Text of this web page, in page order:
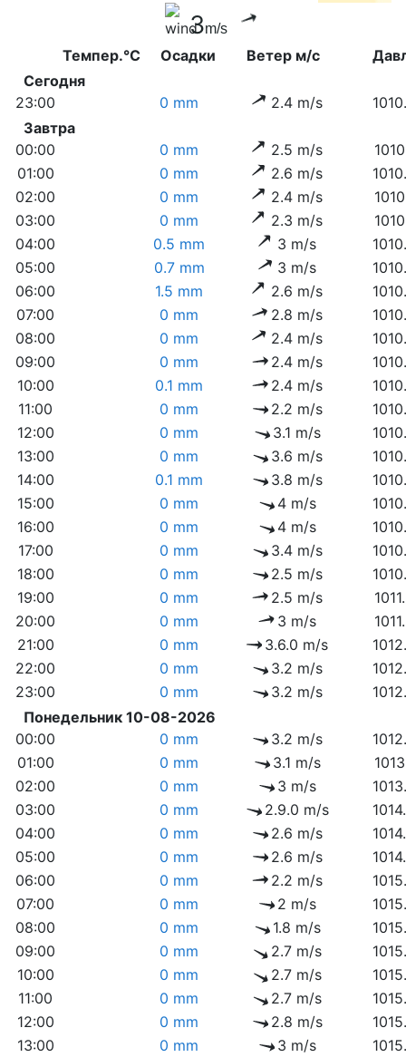
3m/s
Темпер.°C Осадки Ветер м/с
Сегодня
23:00
0 mm 2.4 m/s
Завтра
00:00
0 mm 2.5 m/s
01:00
0 mm 2.6 m/s
02:00
0 mm 2.4 m/s
03:00
0 mm 2.3 m/s
04:00
0.5 mm 3 m/s
05:00
0.7 mm 3 m/s
06:00
1.5 mm 2.6 m/s
07:00
0 mm 2.8 m/s
08:00
0 mm 2.4 m/s
09:00
0 mm 2.4 m/s
10:00
0.1 mm 2.4 m/s
11:00
0 mm 2.2 m/s
12:00
0 mm 3.1 m/s
13:00
0 mm 3.6 m/s
14:00
0.1 mm 3.8 m/s
15:00
0 mm 4 m/s
16:00
0 mm 4 m/s
17:00
0 mm 3.4 m/s
18:00
0 mm 2.5 m/s
19:00
0 mm 2.5 m/s
20:00
0 mm 3 m/s
21:00
0 mm 3.6.0 m/s
22:00
0 mm 3.2 m/s
23:00
0 mm 3.2 m/s
Понедельник 10-08-2026
00:00
0 mm 3.2 m/s
01:00
0 mm 3.1 m/s
02:00
0 mm 3 m/s
03:00
0 mm 2.9.0 m/s
04:00
0 mm 2.6 m/s
05:00
0 mm 2.6 m/s
06:00
0 mm 2.2 m/s
07:00
0 mm 2 m/s
08:00
0 mm 1.8 m/s
09:00
0 mm 2.7 m/s
10:00
0 mm 2.7 m/s
11:00
0 mm 2.7 m/s
12:00
0 mm 2.8 m/s
13:00
0 mm 3 m/s